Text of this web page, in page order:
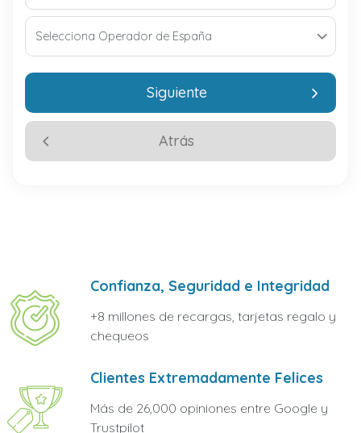
Atrás
Siguiente
Confianza, Seguridad e Integridad
+8 millones de recargas, tarjetas regalo y
chequeos
Clientes Extremadamente Felices
Más de 26,000 opiniones entre Google y
Trustpilot